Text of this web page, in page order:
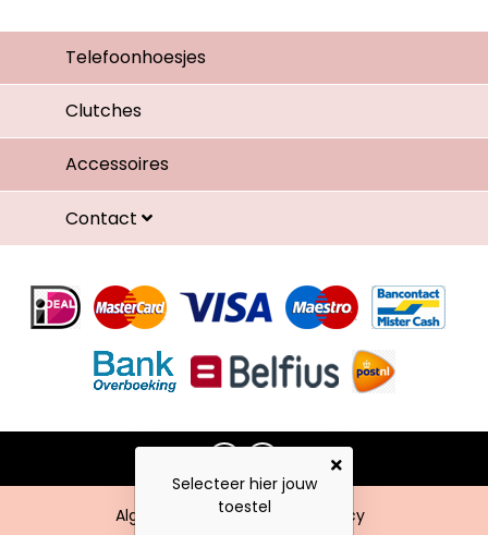
Telefoonhoesjes
Clutches
Accessoires
Contact
Algemene voorwaarden Privacy
Selecteer hier jouw
toestel